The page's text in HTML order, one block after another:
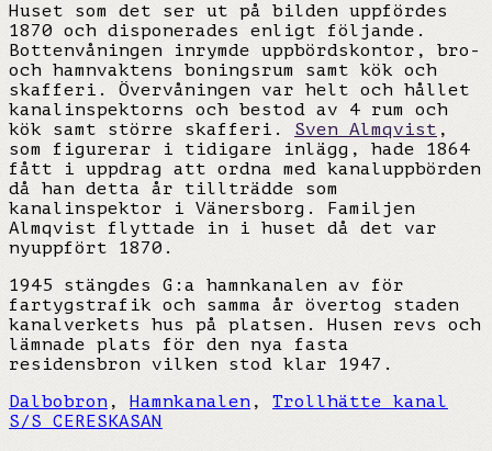
Huset som det ser ut på bilden uppfördes
1870 och disponerades enligt följande.
Bottenvåningen inrymde uppbördskontor, bro-
och hamnvaktens boningsrum samt kök och
skafferi. Övervåningen var helt och hållet
kanalinspektorns och bestod av 4 rum och
kök samt större skafferi. Sven Almqvist ,
som figurerar i tidigare inlägg, hade 1864
fått i uppdrag att ordna med kanaluppbörden
då han detta år tillträdde som
kanalinspektor i Vänersborg. Familjen
Almqvist flyttade in i huset då det var
nyuppfört 1870.
1945 stängdes G:a hamnkanalen av för
fartygstrafik och samma år övertog staden
kanalverkets hus på platsen. Husen revs och
lämnade plats för den nya fasta
residensbron vilken stod klar 1947.
Dalbobron , Hamnkanalen , Trollhätte kanal
S/S CERES KASAN